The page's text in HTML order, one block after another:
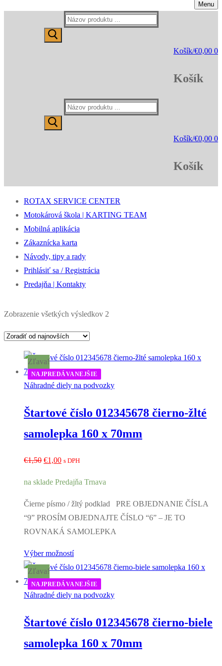
Menu
Hľadať:
Košík/€0,00 0
Košík
Hľadať:
Košík/€0,00 0
Košík
ROTAX SERVICE CENTER
Motokárová škola | KARTING TEAM
Mobilná aplikácia
Zákaznícka karta
Návody, tipy a rady
Prihlásiť sa / Registrácia
Predajňa | Kontakty
Zobrazenie všetkých výsledkov 2
Náhradné diely na podvozky
Zľava!
NAJPREDÁVANEJŠIE
Štartové číslo 012345678 čierno-žlté
samolepka 160 x 70mm
€1,50 Pôvodná
bola:
€1,50.
€1,00Aktuálna
je:
€1,00.
s DPH
na sklade Predajňa Trnava
Čierne písmo / žltý podklad PRE OBJEDNANIE ČÍSLA
“9” PROSÍM OBJEDNAJTE ČÍSLO “6” – JE TO
ROVNAKÁ SAMOLEPKA
Výber možností
Náhradné diely na podvozky
Zľava!
NAJPREDÁVANEJŠIE
Štartové číslo 012345678 čierno-biele
samolepka 160 x 70mm